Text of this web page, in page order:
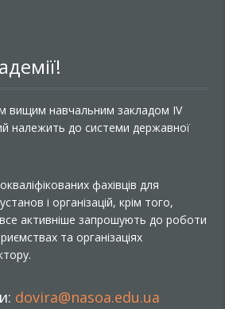
вищим навчальним закладом IV
належить до системи державної
фахівців для
і організацій, крім того,
все активніше запрошують до роботи
та організаціях
dovira@nasoa.edu.ua